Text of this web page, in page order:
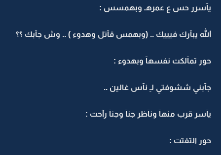
يآسرر حس ع عمرهـ وبهمسس :
الله يبآرك فيييك .. (وبهمس قآتل وهدوء ) .. وش جآبك ؟؟
حور تمآلكت نفسهآ وبهدوء :
جآبني ششوفتي لـِ نآس غالين ..
يآسر قرب منهآ ونآظر جنآ وجنآ رآحت :
حور التفتت :